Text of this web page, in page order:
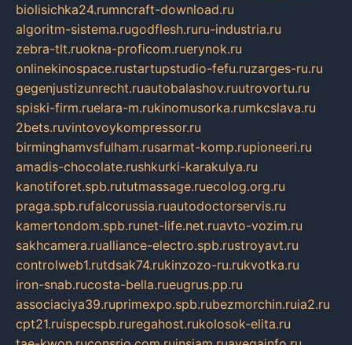
biolisichka24.rumncraft-download.ru
algoritm-sistema.rugodflesh.ruru-industria.ru
zebra-tlt.ruokna-proficom.ruerynok.ru
onlinekinospace.rustartupstudio-fefu.ruzarges-ru.ru
gegenjustizunrecht.ruautobalashov.ruutrovortu.ru
spiski-firm.ruelara-m.rukinomusorka.rumkcslava.ru
2bets.ruvintovoykompressor.ru
birminghamvsfulham.rusarmat-komp.rupioneeri.ru
amadis-chocolate.rushkurki-karakulya.ru
kanotiforet.spb.rututmassage.ruecolog.org.ru
praga.spb.rufalcorussia.ruautodoctorservis.ru
kamertondom.spb.runet-life.net.ruavto-vozim.ru
sakhcamera.rualliance-electro.spb.rustroyavt.ru
controlweb1.rutdsak74.rukinzozo-ru.rukvotka.ru
iron-snab.rucosta-bella.rueugrus.pp.ru
associaciya39.ruprimexpo.spb.rubezmorchin.ruia2.ru
cpt21.ruispecspb.ruregahost.rukolosok-elita.ru